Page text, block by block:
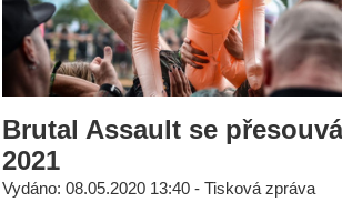
Brutal Assault se
2021
Vydáno: 08.05.2020 13:40 - Tisková zpráva